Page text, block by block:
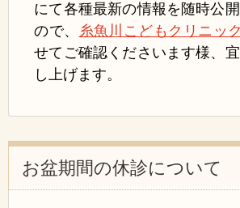
にて各種最新の情報を随時公
ので、
糸魚川こどもクリニッ
せてご確認くださいます様、
し上げます。
お盆期間の休診について